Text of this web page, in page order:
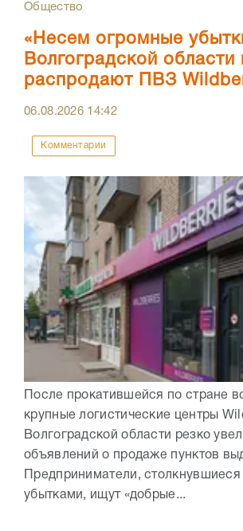
Общество
«Несем огромные
Волгоградской
распродают ПВЗ
06.08.2026 14:42
Комментарии
После прокатившейся по стране
крупные логистические центры
Волгоградской области резко
объявлений о продаже пунктов
Предприниматели,
убытками, ищут «добрые...